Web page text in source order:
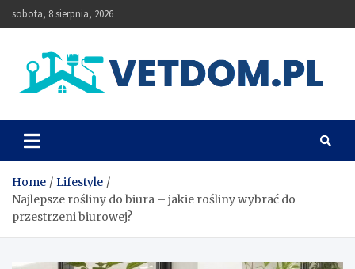
Skip
to
sobota, 8 sierpnia, 2026
Vetdom
Home
Lifestyle
Najlepsze rośliny do biura – jakie rośliny wybrać do
przestrzeni biurowej?